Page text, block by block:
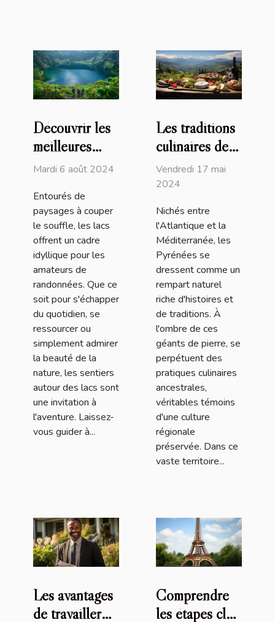
Découvrir les
meilleures
randonnées
Mardi 6 août 2024
Entourés de
paysages à couper
le souffle, les lacs
offrent un cadre
idyllique pour les
amateurs de
randonnées. Que ce
soit pour s'échapper
du quotidien, se
ressourcer ou
simplement admirer
la beauté de la
nature, les sentiers
autour des lacs sont
une invitation à
l'aventure. Laissez-
vous guider à...
Les traditions
culinaires des
Pyrénées : un
héritage
préservé
Vendredi 17 mai
2024
Nichés entre
l'Atlantique et la
Méditerranée, les
Pyrénées se
dressent comme un
rempart naturel
riche d'histoires et
de traditions. À
l'ombre de ces
géants de pierre, se
perpétuent des
pratiques culinaires
ancestrales,
véritables témoins
d'une culture
régionale
préservée. Dans ce
vaste territoire...
Les avantages
de travailler
Comprendre
les étapes clés